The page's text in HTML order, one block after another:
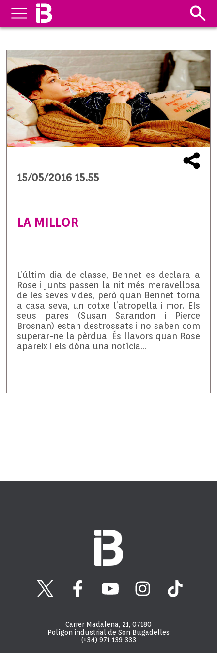
15/05/2016 15.55
LA MILLOR
L’últim dia de classe, Bennet es declara a
Rose i junts passen la nit més meravellosa
de les seves vides, però quan Bennet torna
a casa seva, un cotxe l’atropella i mor. Els
seus pares (Susan Sarandon i Pierce
Brosnan) estan destrossats i no saben com
superar-ne la pèrdua. És llavors quan Rose
apareix i els dóna una notícia…
Carrer Madalena, 21, 07180
Polígon industrial de Son Bugadelles
(+34) 971 139 333